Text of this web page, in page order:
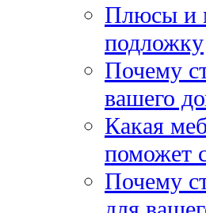
Плюсы и
подложку
Почему
вашего
Какая
поможет
Почему